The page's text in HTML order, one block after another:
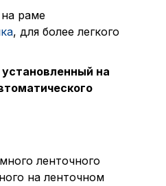
раме
, для более легкого
на
ленточного
на ленточном